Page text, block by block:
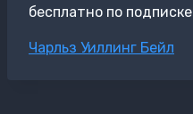
бесплатно по подписке
Метки
Чарльз Уиллинг Бейл